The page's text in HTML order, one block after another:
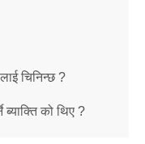
चिनिन्छ ?
को थिए ?